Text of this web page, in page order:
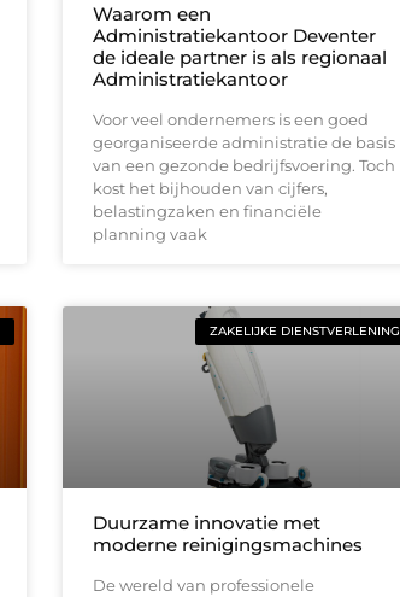
Waarom een
Administratiekantoor Deventer
de ideale partner is als regionaal
Administratiekantoor
Voor veel ondernemers is een goed
georganiseerde administratie de basis
van een gezonde bedrijfsvoering. Toch
kost het bijhouden van cijfers,
belastingzaken en financiële
planning vaak
ZAKELIJKE DIENSTVERLENING
Duurzame innovatie met
moderne reinigingsmachines
De wereld van professionele